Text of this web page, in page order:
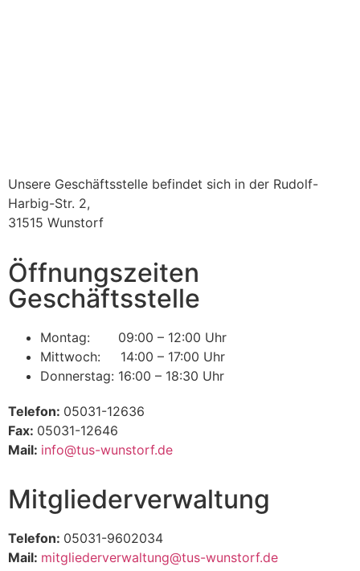
Unsere Geschäftsstelle befindet sich in der Rudolf-
Harbig-Str. 2,
31515 Wunstorf
Öffnungszeiten
Geschäftsstelle
Montag: 09:00 – 12:00 Uhr
Mittwoch: 14:00 – 17:00 Uhr
Donnerstag: 16:00 – 18:30 Uhr
Telefon: 05031-12636
Fax: 05031-12646
Mail: info@tus-wunstorf.de
Mitgliederverwaltung
Telefon: 05031-9602034
Mail: mitgliederverwaltung@tus-wunstorf.de